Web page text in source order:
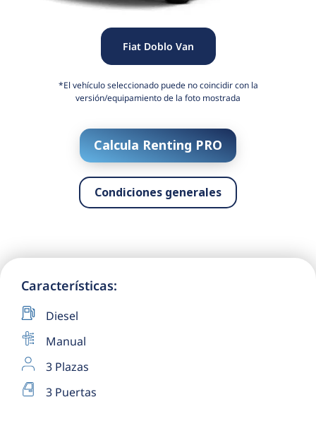
Fiat Doblo Van
*El vehículo seleccionado puede no coincidir con la
versión/equipamiento de la foto mostrada
Calcula Renting PRO
Condiciones generales
Características:
Diesel
Manual
3 Plazas
3 Puertas